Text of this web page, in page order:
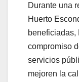
Durante una
Huerto
beneficiadas,
compromiso
servicios
mejoren la